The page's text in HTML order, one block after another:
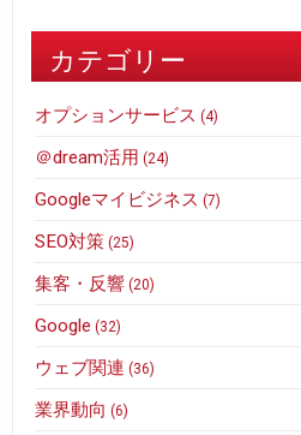
カテゴリー
オプションサービス (4)
＠dream活用 (24)
Googleマイビジネス (7)
SEO対策 (25)
集客・反響 (20)
Google (32)
ウェブ関連 (36)
業界動向 (6)